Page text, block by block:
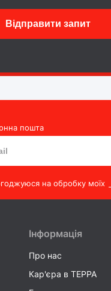
Відправити запит
пошта
на обробку моїх
Інформація
Про нас
Кар'єра в TEPPA